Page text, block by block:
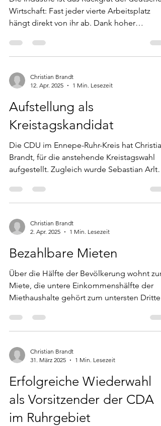
Wirtschaft: Fast jeder vierte Arbeitsplatz
hängt direkt von ihr ab. Dank hoher
Christian Brandt
12. Apr. 2025
1 Min. Lesezeit
Aufstellung als
Kreistagskandidat
Die CDU im Ennepe-Ruhr-Kreis hat Christian
Brandt, für die anstehende Kreistagswahl
aufgestellt. Zugleich wurde Sebastian Arlt
Christian Brandt
2. Apr. 2025
1 Min. Lesezeit
Bezahlbare Mieten
Über die Hälfte der Bevölkerung wohnt zur
Miete, die untere Einkommenshälfte der
Miethaushalte gehört zum untersten Drittel
Christian Brandt
31. März 2025
1 Min. Lesezeit
Erfolgreiche Wiederwahl
als Vorsitzender der CDA
im Ruhrgebiet